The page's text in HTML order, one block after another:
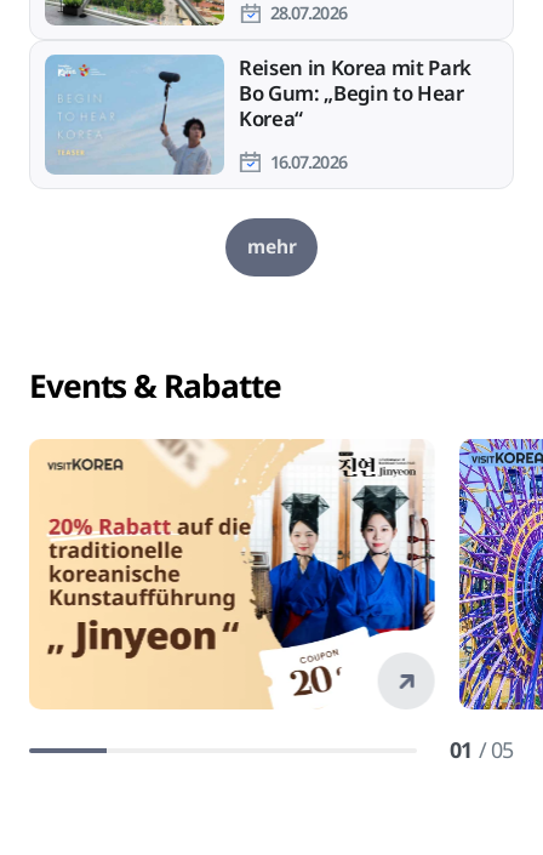
28.07.2026
Reisen in Korea mit Park
Bo Gum: „Begin to Hear
Korea“
16.07.2026
mehr
Events & Rabatte
01 / 05